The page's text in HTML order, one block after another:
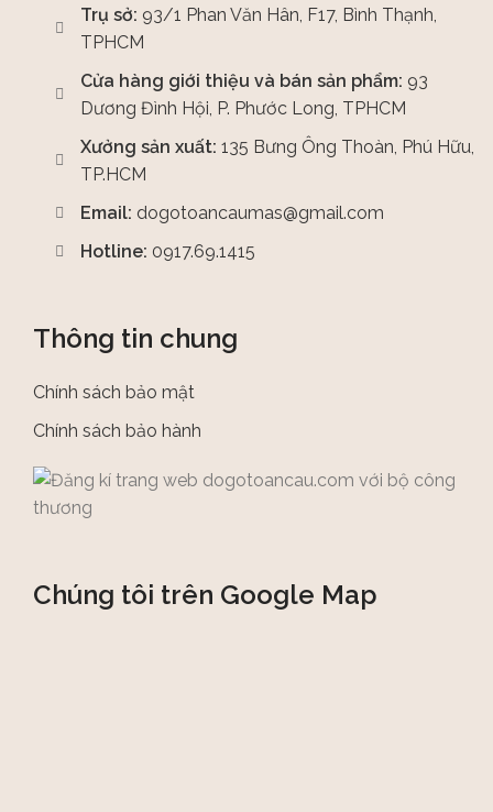
Trụ sở: 93/1 Phan Văn Hân, F17, Bình Thạnh,
TPHCM
Cửa hàng giới thiệu và bán sản phẩm: 93
Dương Đình Hội, P. Phước Long, TPHCM
Xưởng sản xuất: 135 Bưng Ông Thoàn, Phú Hữu,
TP.HCM
Email: dogotoancaumas@gmail.com
Hotline: 0917.69.1415
Thông tin chung
Chính sách bảo mật
Chính sách bảo hành
Chúng tôi trên Google Map